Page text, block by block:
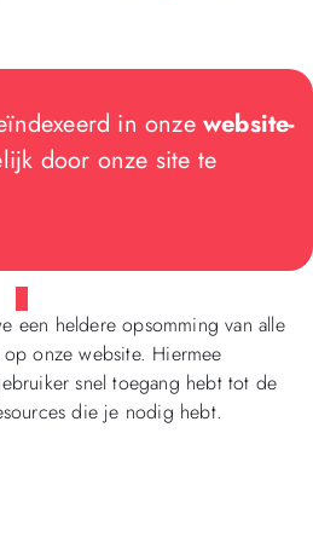
in onze website-
door onze site te
een heldere opsomming van alle
onze website. Hiermee
snel toegang hebt tot de
die je nodig hebt.